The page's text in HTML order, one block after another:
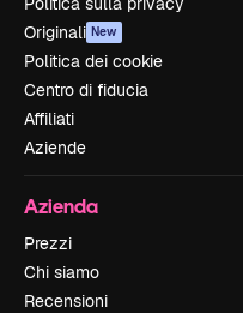
Originali New
Politica dei cookie
Centro di fiducia
Affiliati
Aziende
Azienda
Prezzi
Chi siamo
Recensioni